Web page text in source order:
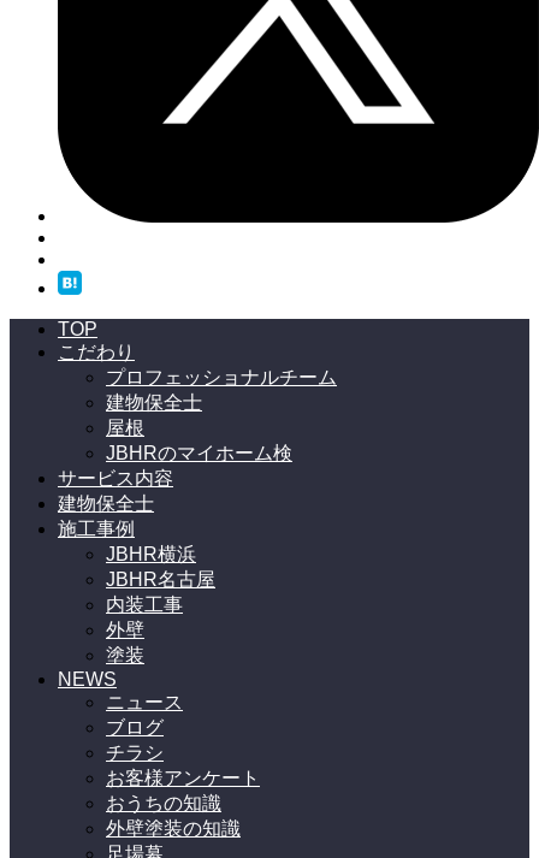
TOP
こだわり
プロフェッショナルチーム
建物保全士
屋根
JBHRのマイホーム検
サービス内容
建物保全士
施工事例
JBHR横浜
JBHR名古屋
内装工事
外壁
塗装
NEWS
ニュース
ブログ
チラシ
お客様アンケート
おうちの知識
外壁塗装の知識
足場幕